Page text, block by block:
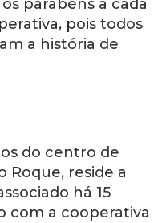
parabéns a cada
pois todos
a história de
do centro de
Roque, reside a
há 15
com a cooperativa